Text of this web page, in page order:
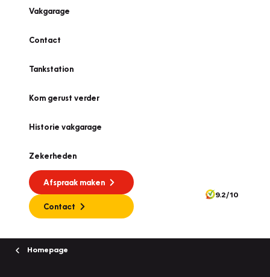
Vakgarage
Contact
Tankstation
Kom gerust verder
Historie vakgarage
Zekerheden
Afspraak maken
Contact
9.2/10
Homepage